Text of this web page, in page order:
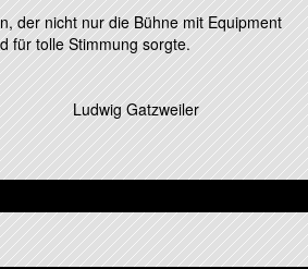
der nicht nur die Bühne mit Equipment
für tolle Stimmung sorgte.
Gatzweiler